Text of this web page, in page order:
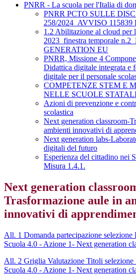
PNRR - La scuola per l'Italia di
PNRR PCTO SULLE
258/2024_AVVISO 115839
1.2 Abilitazione al cloud per
2023_finestra temporale
GENERATION EU
PNRR, Missione 4
Didattica digitale integrata e
digitale per il personale
COMPETENZE STEM E
NELLE SCUOLE
Azioni di prevenzione e
scolastica
Next generation classroom-
ambienti innovativi di
Next generation labs-
digitali del futuro
Esperienza del cittadino nei
Misura 1.4.1.
Next generation
Trasformazione aule in
innovativi di
All. 1 Domanda partecipazione
Scuola 4.0 - Azione 1- Next generation
All. 2 Griglia Valutazione Titoli
Scuola 4.0 - Azione 1- Next generation